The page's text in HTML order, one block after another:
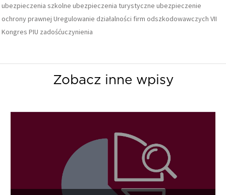
ubezpieczenia szkolne ubezpieczenia turystyczne ubezpieczenie
ochrony prawnej Uregulowanie działalności firm odszkodowawczych VII
Kongres PIU zadośćuczynienia
Zobacz inne wpisy